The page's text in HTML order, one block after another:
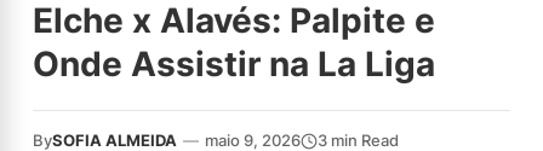
Elche x Alavés: Palpite e
Onde Assistir na La Liga
BySOFIA ALMEIDA — maio 9, 2026 3 min Read